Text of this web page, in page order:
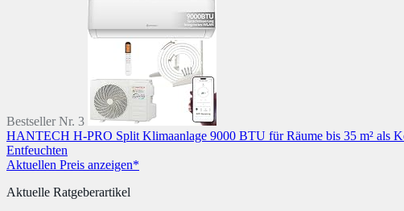
Bestseller Nr. 3
HANTECH H-PRO Split Klimaanlage 9000 BTU für Räume bis 35 m² als
Entfeuchten
Aktuellen Preis anzeigen*
Aktuelle Ratgeberartikel